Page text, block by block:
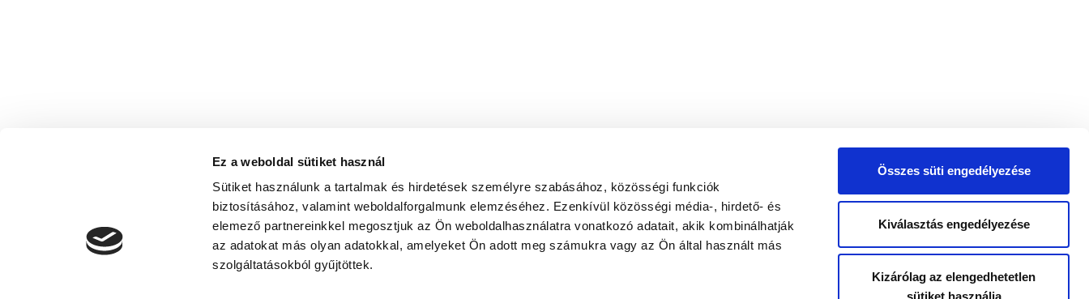
Ez a weboldal sütiket használ
Sütiket használunk a tartalmak és hirdetések személyre szabásához, közösségi funkciók
biztosításához, valamint weboldalforgalmunk elemzéséhez. Ezenkívül közösségi média-, hirdető- és
elemező partnereinkkel megosztjuk az Ön weboldalhasználatra vonatkozó adatait, akik kombinálhatják
az adatokat más olyan adatokkal, amelyeket Ön adott meg számukra vagy az Ön által használt más
szolgáltatásokból gyűjtöttek.
Összes süti engedélyezése
Kiválasztás engedélyezése
Kizárólag az elengedhetetlen
sütiket használja